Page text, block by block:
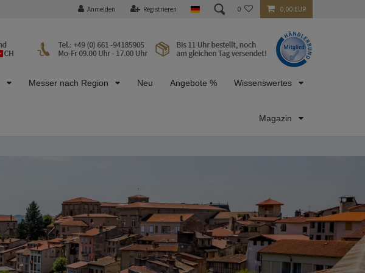
Anmelden Registrieren 0 0,00 EUR
Messer nach Region Neu Angebote % Wissenswertes
Magazin